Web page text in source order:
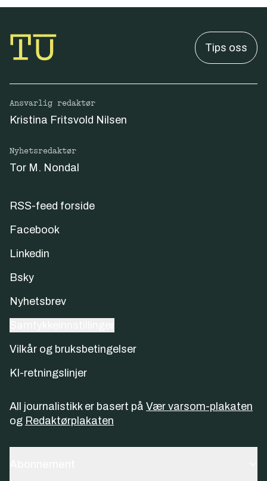
Tips oss
Ansvarlig redaktør
Kristina Fritsvold Nilsen
Nyhetsredaktør
Tor M. Nondal
RSS-feed forside
Facebook
Linkedin
Bsky
Nyhetsbrev
Vilkår og bruksbetingelser
KI-retningslinjer
All journalistikk er basert på Vær varsom-plakaten
og Redaktørplakaten